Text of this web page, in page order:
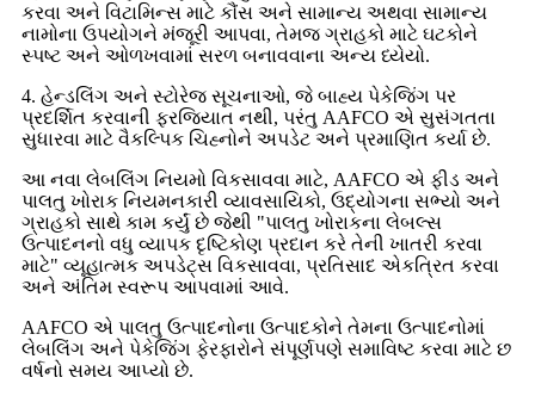
કરવા અને વિટામિન્સ માટે કૌંસ અને સામાન્ય અથવા સામાન્ય
નામોના ઉપયોગને મંજૂરી આપવા, તેમજ ગ્રાહકો માટે ઘટકોને
સ્પષ્ટ અને ઓળખવામાં સરળ બનાવવાના અન્ય ધ્યેયો.
4. હેન્ડલિંગ અને સ્ટોરેજ સૂચનાઓ, જે બાહ્ય પેકેજિંગ પર
પ્રદર્શિત કરવાની ફરજિયાત નથી, પરંતુ AAFCO એ સુસંગતતા
સુધારવા માટે વૈકલ્પિક ચિહ્નોને અપડેટ અને પ્રમાણિત કર્યા છે.
આ નવા લેબલિંગ નિયમો વિકસાવવા માટે, AAFCO એ ફીડ અને
પાલતુ ખોરાક નિયમનકારી વ્યાવસાયિકો, ઉદ્યોગના સભ્યો અને
ગ્રાહકો સાથે કામ કર્યું છે જેથી "પાલતુ ખોરાકના લેબલ્સ
ઉત્પાદનનો વધુ વ્યાપક દૃષ્ટિકોણ પ્રદાન કરે તેની ખાતરી કરવા
માટે" વ્યૂહાત્મક અપડેટ્સ વિકસાવવા, પ્રતિસાદ એકત્રિત કરવા
અને અંતિમ સ્વરૂપ આપવામાં આવે.
AAFCO એ પાલતુ ઉત્પાદનોના ઉત્પાદકોને તેમના ઉત્પાદનોમાં
લેબલિંગ અને પેકેજિંગ ફેરફારોને સંપૂર્ણપણે સમાવિષ્ટ કરવા માટે છ
વર્ષનો સમય આપ્યો છે.